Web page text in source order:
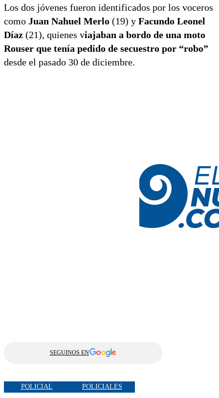
Los dos jóvenes fueron identificados por los voceros
como Juan Nahuel Merlo (19) y Facundo Leonel
Díaz (21), quienes viajaban a bordo de una moto
Rouser que tenía pedido de secuestro por “robo”
desde el pasado 30 de diciembre.
SEGUINOS EN
POLICIAL POLICIALES